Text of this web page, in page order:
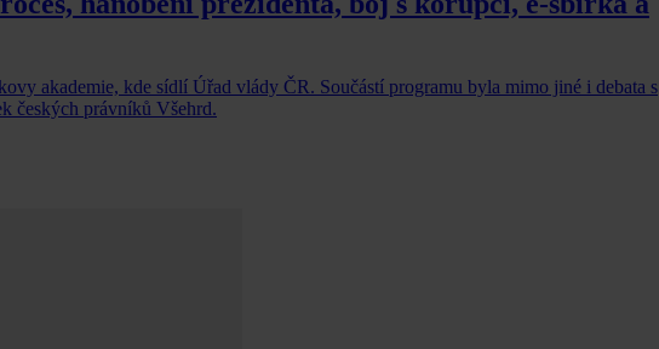
akademie, kde sídlí Úřad vlády ČR. Součástí programu byla mimo jiné i debata s
českých právníků Všehrd.